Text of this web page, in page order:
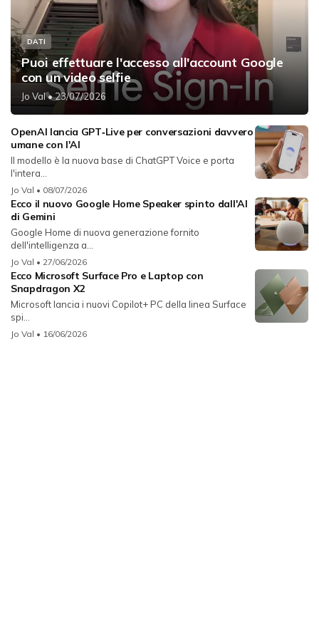
DATI
Puoi effettuare l'accesso all'account Google
con un video selfie
Jo Val• 23/07/2026
OpenAI lancia GPT‑Live per conversazioni davvero
umane con l'AI
Il modello è la nuova base di ChatGPT Voice e porta
l'intera...
Jo Val • 08/07/2026
Ecco il nuovo Google Home Speaker spinto dall'AI
di Gemini
Google Home di nuova generazione fornito
dell'intelligenza a...
Jo Val • 27/06/2026
Ecco Microsoft Surface Pro e Laptop con
Snapdragon X2
Microsoft lancia i nuovi Copilot+ PC della linea Surface
spi...
Jo Val • 16/06/2026